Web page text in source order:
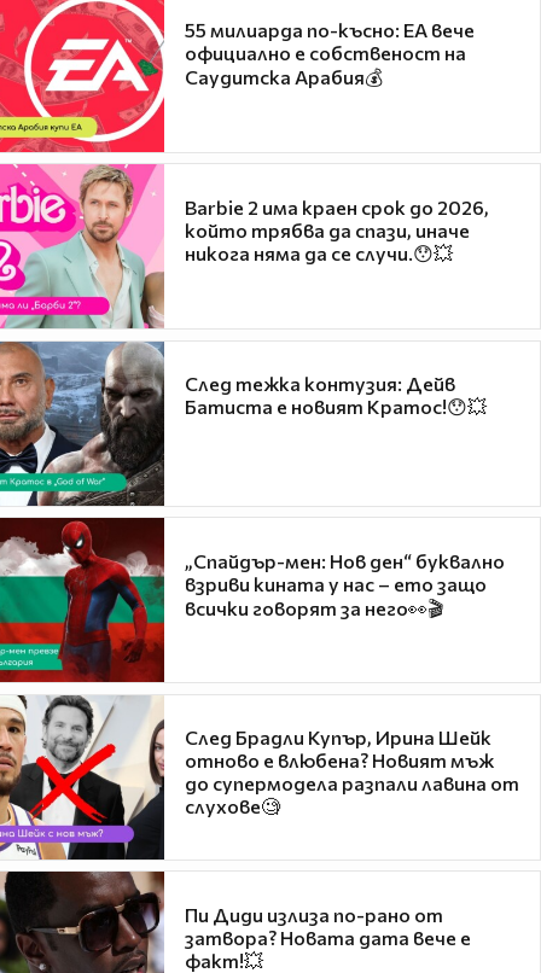
55 милиарда по-късно: EA вече
официално е собственост на
Саудитска Арабия💰
Barbie 2 има краен срок до 2026,
който трябва да спази, иначе
никога няма да се случи.😯💥
След тежка контузия: Дейв
Батиста е новият Кратос!😯💥
„Спайдър-мен: Нов ден“ буквално
взриви кината у нас – ето защо
всички говорят за него👀🎬
След Брадли Купър, Ирина Шейк
отново е влюбена? Новият мъж
до супермодела разпали лавина от
слухове🧐
Пи Диди излиза по-рано от
затвора? Новата дата вече е
факт!💥